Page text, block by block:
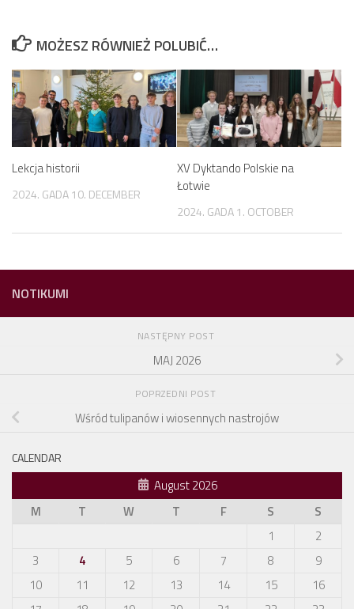
MOŻESZ RÓWNIEŻ POLUBIĆ…
Lekcja historii
2024. GADA 10. DECEMBER
XV Dyktando Polskie na
Łotwie
2024. GADA 1. OCTOBER
NOTIKUMI
NASTĘPNY POST
MAJ 2026
POPRZEDNI POST
Wśród tulipanów i wiosennych nastrojów
CALENDAR
August 2026
M
T W T F S
S
1
2
3
4 5 6 7 8
9
10
11 12 13 14 15
16